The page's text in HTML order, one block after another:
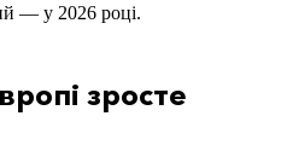
— у 2026 році.
зросте